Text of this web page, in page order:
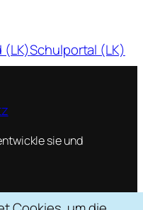
(LK)Schulportal (LK)
sie und